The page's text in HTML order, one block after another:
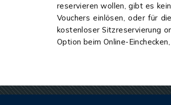
reservieren wollen, gibt es
Vouchers einlösen, oder für
kostenloser Sitzreservierung
Option beim Online-